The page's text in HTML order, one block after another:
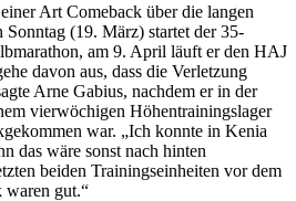
Art Comeback über die langen
(19. März) startet der 35-
am 9. April läuft er den HAJ
davon aus, dass die Verletzung
Arne Gabius, nachdem er in der
vierwöchigen Höhentrainingslager
war. „Ich konnte in Kenia
das wäre sonst nach hinten
beiden Trainingseinheiten vor dem
gut.“